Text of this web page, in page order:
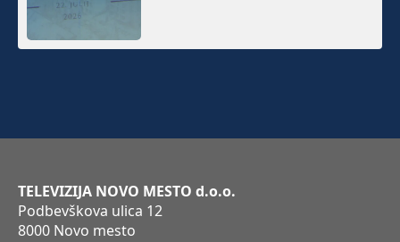
TELEVIZIJA NOVO MESTO d.o.o.
Podbevškova ulica 12
8000 Novo mesto